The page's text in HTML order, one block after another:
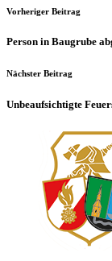
Vorheriger Beitrag
Person in Baugrube
Nächster Beitrag
Unbeaufsichtigte